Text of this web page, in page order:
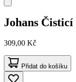
Johans Čisticí
309,00 Kč
Přidat do košíku